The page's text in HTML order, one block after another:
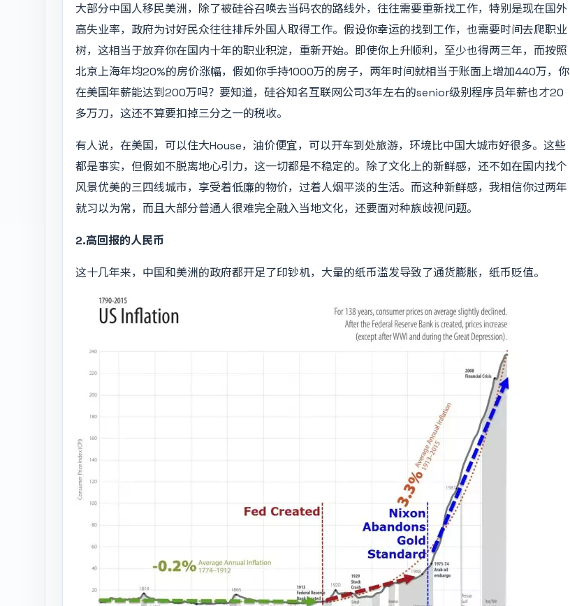
大部分中国人移民美洲，除了被硅谷召唤去当码农的路线外，往往需要重新找工作，特别是现在国外
高失业率，政府为讨好民众往往排斥外国人取得工作。假设你幸运的找到工作，也需要时间去爬职业
树，这相当于放弃你在国内十年的职业积淀，重新开始。即使你上升顺利，至少也得两三年，而按照
北京上海年均20%的房价涨幅，假如你手持1000万的房子，两年时间就相当于账面上增加440万，你
在美国年薪能达到200万吗？要知道，硅谷知名互联网公司3年左右的senior级别程序员年薪也才20
多万刀，这还不算要扣掉三分之一的税收。
有人说，在美国，可以住大House，油价便宜，可以开车到处旅游，环境比中国大城市好很多。这些
都是事实，但假如不脱离地心引力，这一切都是不稳定的。除了文化上的新鲜感，还不如在国内找个
风景优美的三四线城市，享受着低廉的物价，过着人烟平淡的生活。而这种新鲜感，我相信你过两年
就习以为常，而且大部分普通人很难完全融入当地文化，还要面对种族歧视问题。
2.高回报的人民币
这十几年来，中国和美洲的政府都开足了印钞机，大量的纸币滥发导致了通货膨胀，纸币贬值。